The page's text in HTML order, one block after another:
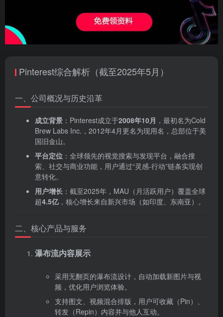
Pinterest综合解析（截至2025年5月）
一、公司概况与历史沿革
成立背景 ‌：Pinterest成立于‌2008年10月 ‌，最初名为Cold
Brew Labs Inc.，2012年4月更名为现用名，总部位于美
国旧金山。
平台定位 ‌：全球领先的视觉搜索与发现平台，融合搜
索、社交与商业功能，用户通过“灵感-行动”链条实现创
意转化。
用户增长 ‌：截至2025年，MAU（月活跃用户）覆盖全球
超‌4.5亿‌，核心增长来自新兴市场（如印度、东南亚）。
二、核心产品与服务
瀑布流内容展示
采用无翻页的瀑布流设计，自动加载新图片与视
频，优化用户浏览体验。
支持图文、视频混合排版，用户可收藏（Pin）、
转发（Repin）内容并与他人互动。